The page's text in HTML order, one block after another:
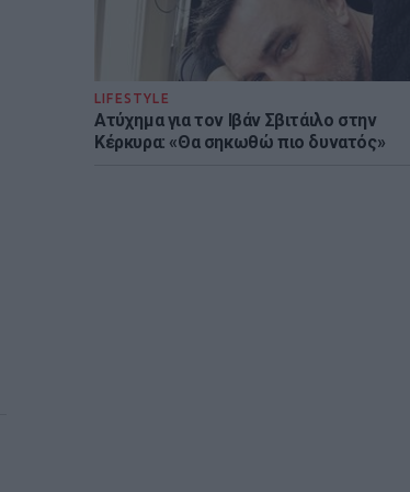
LIFESTYLE
Ατύχημα για τον Ιβάν Σβιτάιλο στην
Κέρκυρα: «Θα σηκωθώ πιο δυνατός»